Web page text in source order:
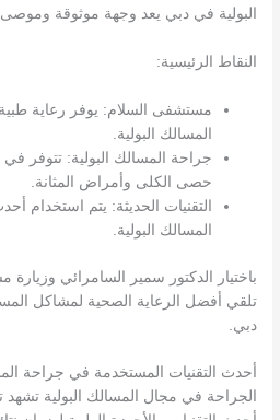
البولية في دبي يعد وجهة موثوقة وموصى
النقاط الرئيسية:
مستشفى السلام: يوفر رعاية
المسالك البولية.
جراحة المسالك البولية: تتوفر
حصى الكلى وأمراض المثانة.
التقنيات الحديثة: يتم استخدام
المسالك البولية.
باختيار الدكتور سمير السامرائي
تلقي أفضل الرعاية الصحية لمشاكل
دبي.
أحدث التقنيات المستخدمة في جراحة
الجراحة في مجال المسالك البولية